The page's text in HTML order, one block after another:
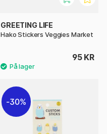
GREETING LIFE
Hako Stickers Veggies Market
95 KR
30%